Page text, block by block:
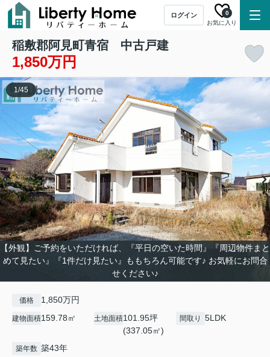
ログイン
お気に入り
0
稲敷郡阿見町青宿 中古戸建
1,850万円
【外観】ご予約をいただければ、『平日の空いた時間』『周辺物件まと
めて見たい』『1件だけ見たい』ももちろん可能です♪ お気軽にお問合
せください♪
1/45
価格 1,850万円
建物面積159.78㎡ 土地面積101.95坪
(337.05㎡)
間取り 5LDK
築年数 築43年